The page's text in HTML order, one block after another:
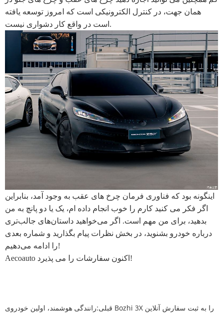
همان جهت، در کنترل الکترونیکی است که امروز توسعه یافته
است در واقع کار دشواری نیست.
اینگونه بود که فناوری فرمان چرخ های عقب به وجود آمد، بنابراین
اگر فکر می کنید کارم را خوب انجام داده ام، یک یا دو پانچ به من
بدهید، برای من مهم است. اگر می‌خواهید داستان‌های جالب‌تری
درباره خودرو بشنوید، در بخش نظرات پیام بگذارید و شماره بعدی
را ادامه می‌دهیم!
Aecoauto اکنون سفارشات را می پذیرد!
قبلی:رانندگی هوشمند، اولین خودروی Bozhi 3X را به ثبت سفارش آنلاین